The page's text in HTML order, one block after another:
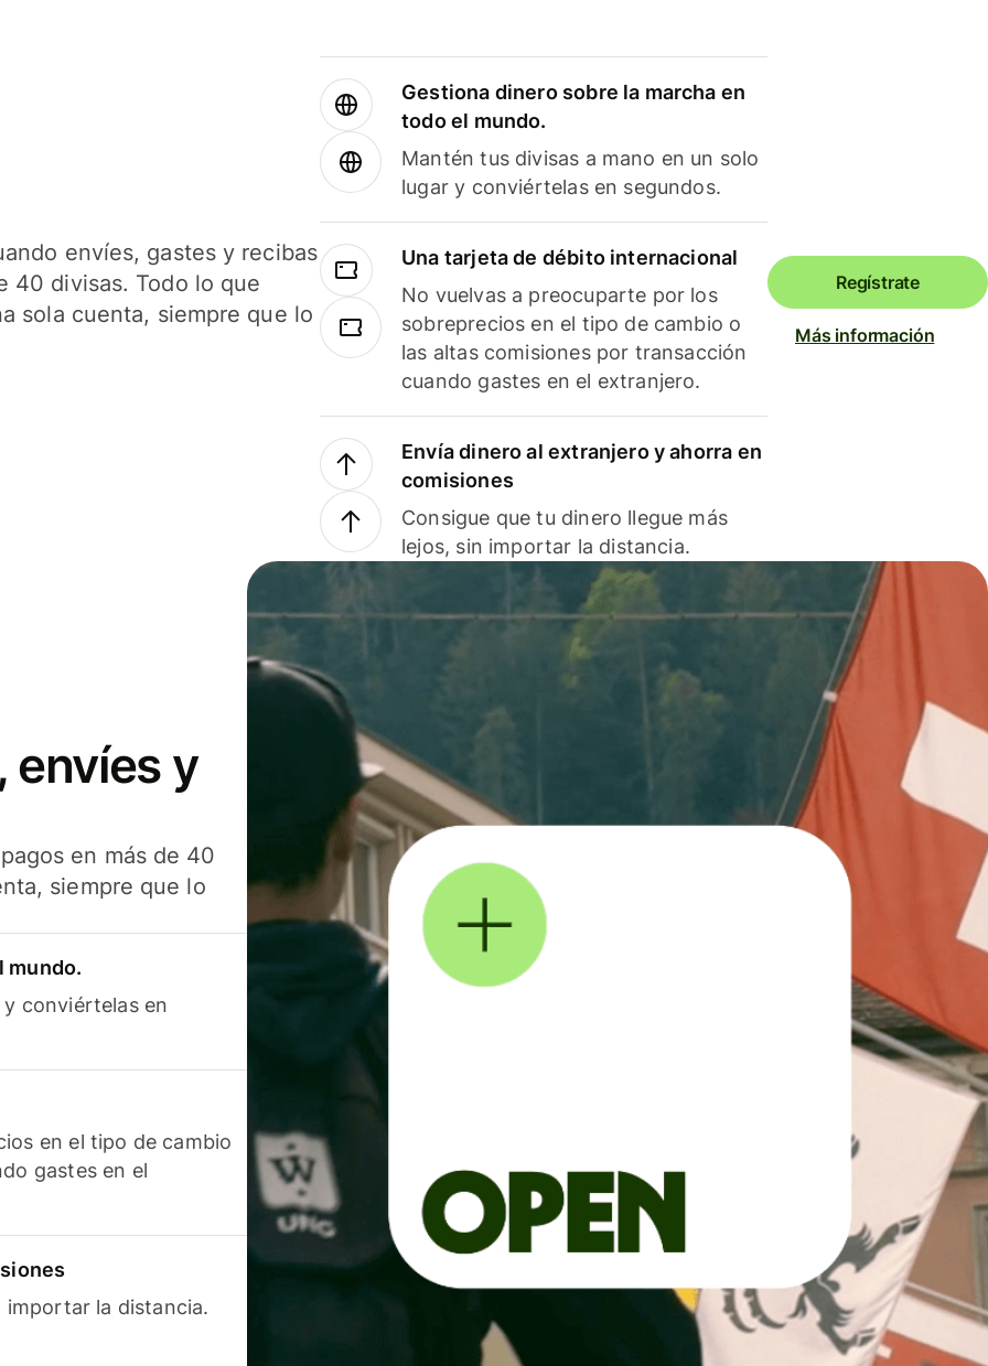
envíes, gastes y recibas
40 divisas. Todo lo que
sola cuenta, siempre que lo
Gestiona dinero sobre la marcha en
todo el mundo.
Mantén tus divisas a mano en un solo
lugar y conviértelas en segundos.
Una tarjeta de débito internacional
No vuelvas a preocuparte por los
sobreprecios en el tipo de cambio o
las altas comisiones por transacción
cuando gastes en el extranjero.
Envía dinero al extranjero y ahorra en
comisiones
Consigue que tu dinero llegue más
lejos, sin importar la distancia.
Regístrate
Más información
envíes y
en más de 40
siempre que lo
mundo.
conviértelas en
en el tipo de cambio
gastes en el
importar la distancia.